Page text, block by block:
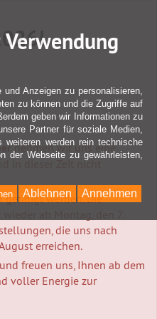
nehmen wir uns eine
in dieser Zeit nicht
getätigt werden. Die
die uns nach
erreichen.
freuen uns, Ihnen ab dem
voller Energie zur
Anzeigen zu personalisieren,
zu können und die Zugriffe auf
geben wir Informationen zu
Partner für soziale Medien,
weiteren werden rein technische
der Webseite zu gewährleisten,
Annehmen
Ablehnen